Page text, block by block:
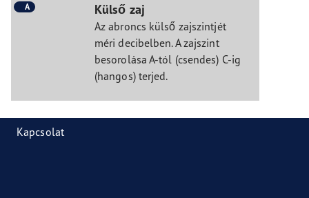
A Külső zaj
Az abroncs külső zajszintjét
méri decibelben. A zajszint
besorolása A-tól (csendes) C-ig
(hangos) terjed.
Kapcsolat